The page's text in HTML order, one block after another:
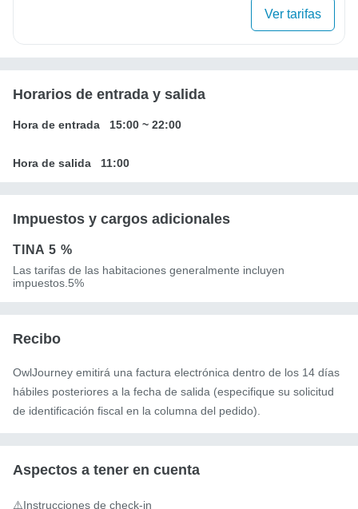
Ver tarifas
Horarios de entrada y salida
Hora de entrada 15:00 ~ 22:00
Hora de salida 11:00
Impuestos y cargos adicionales
TINA 5 %
Las tarifas de las habitaciones generalmente incluyen
impuestos.5%
Recibo
OwlJourney emitirá una factura electrónica dentro de los 14 días
hábiles posteriores a la fecha de salida (especifique su solicitud
de identificación fiscal en la columna del pedido).
Aspectos a tener en cuenta
⚠️Instrucciones de check-in